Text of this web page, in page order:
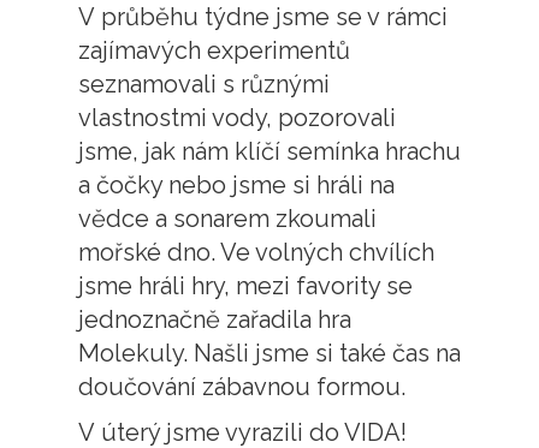
V průběhu týdne jsme se v rámci
zajímavých experimentů
seznamovali s různými
vlastnostmi vody, pozorovali
jsme, jak nám klíčí semínka hrachu
a čočky nebo jsme si hráli na
vědce a sonarem zkoumali
mořské dno. Ve volných chvílích
jsme hráli hry, mezi favority se
jednoznačně zařadila hra
Molekuly. Našli jsme si také čas na
doučování zábavnou formou.
V úterý jsme vyrazili do VIDA!